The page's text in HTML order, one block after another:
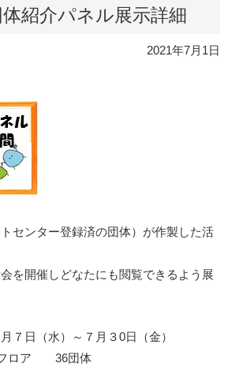
紹介パネル展示詳細
2021年7月1日
センター登録済の団体）が作製した活
を開催しどなたにも閲覧できるよう展
７日（水）～７月３0日（金）
フロア 36団体